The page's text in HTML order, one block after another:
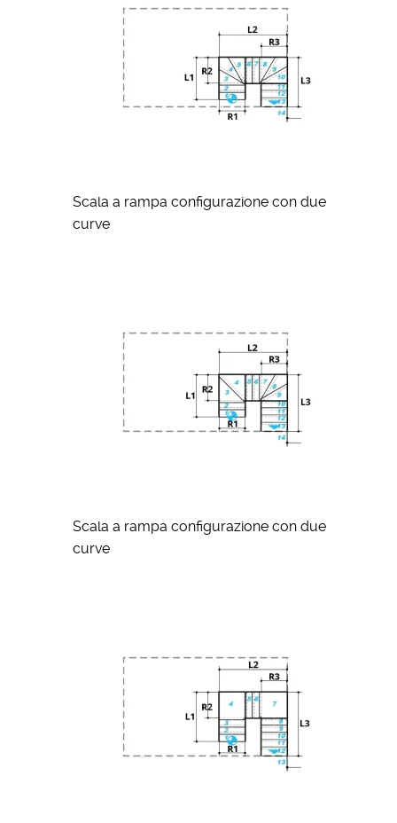
Scala a rampa configurazione con due
curve
Scala a rampa configurazione con due
curve